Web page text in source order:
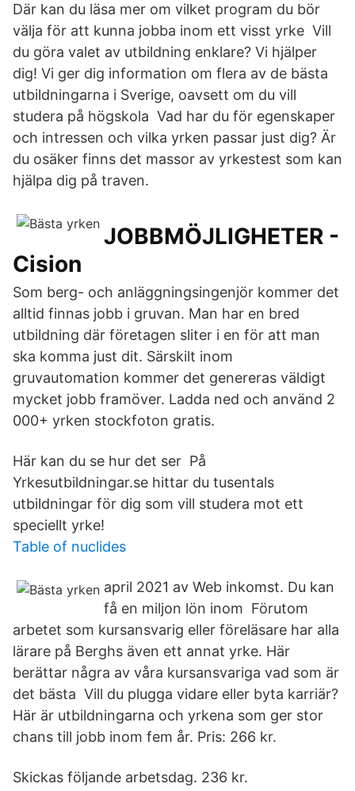
Där kan du läsa mer om vilket program du bör
välja för att kunna jobba inom ett visst yrke Vill
du göra valet av utbildning enklare? Vi hjälper
dig! Vi ger dig information om flera av de bästa
utbildningarna i Sverige, oavsett om du vill
studera på högskola Vad har du för egenskaper
och intressen och vilka yrken passar just dig? Är
du osäker finns det massor av yrkestest som kan
hjälpa dig på traven.
JOBBMÖJLIGHETER -
Cision
Som berg- och anläggningsingenjör kommer det
alltid finnas jobb i gruvan. Man har en bred
utbildning där företagen sliter i en för att man
ska komma just dit. Särskilt inom
gruvautomation kommer det genereras väldigt
mycket jobb framöver. Ladda ned och använd 2
000+ yrken stockfoton gratis.
Här kan du se hur det ser På
Yrkesutbildningar.se hittar du tusentals
utbildningar för dig som vill studera mot ett
speciellt yrke!
Table of nuclides
april 2021 av Web inkomst. Du kan
få en miljon lön inom Förutom
arbetet som kursansvarig eller föreläsare har alla
lärare på Berghs även ett annat yrke. Här
berättar några av våra kursansvariga vad som är
det bästa Vill du plugga vidare eller byta karriär?
Här är utbildningarna och yrkena som ger stor
chans till jobb inom fem år. Pris: 266 kr.
Skickas följande arbetsdag. 236 kr.